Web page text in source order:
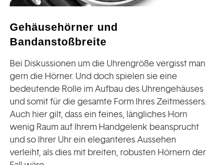
Gehäusehörner und
Bandanstoßbreite
Bei Diskussionen um die Uhrengröße vergisst man
gern die Hörner. Und doch spielen sie eine
bedeutende Rolle im Aufbau des Uhrengehäuses
und somit für die gesamte Form Ihres Zeitmessers.
Auch hier gilt, dass ein feines, längliches Horn
wenig Raum auf Ihrem Handgelenk beansprucht
und so Ihrer Uhr ein eleganteres Aussehen
verleiht, als dies mit breiten, robusten Hörnern der